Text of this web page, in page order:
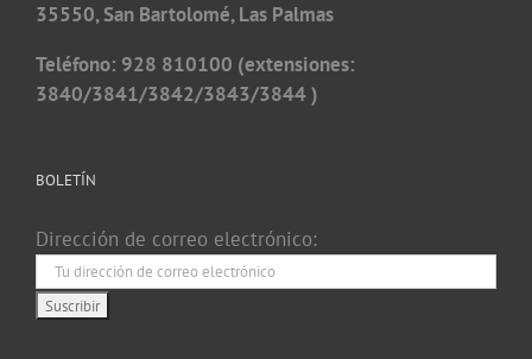
35550, San Bartolomé, Las Palmas
Teléfono: 928 810100 (extensiones:
3840/3841/3842/3843/3844 )
BOLETÍN
Dirección de correo electrónico: